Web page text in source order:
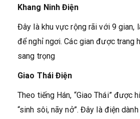
Khang Ninh Điện
Đây là khu vực rộng rãi với 9 gian,
để nghỉ ngơi. Các gian được trang
sang trọng
Giao Thái Điện
Theo tiếng Hán, “Giao Thái” được
“sinh sôi, nãy nở”. Đây là điện